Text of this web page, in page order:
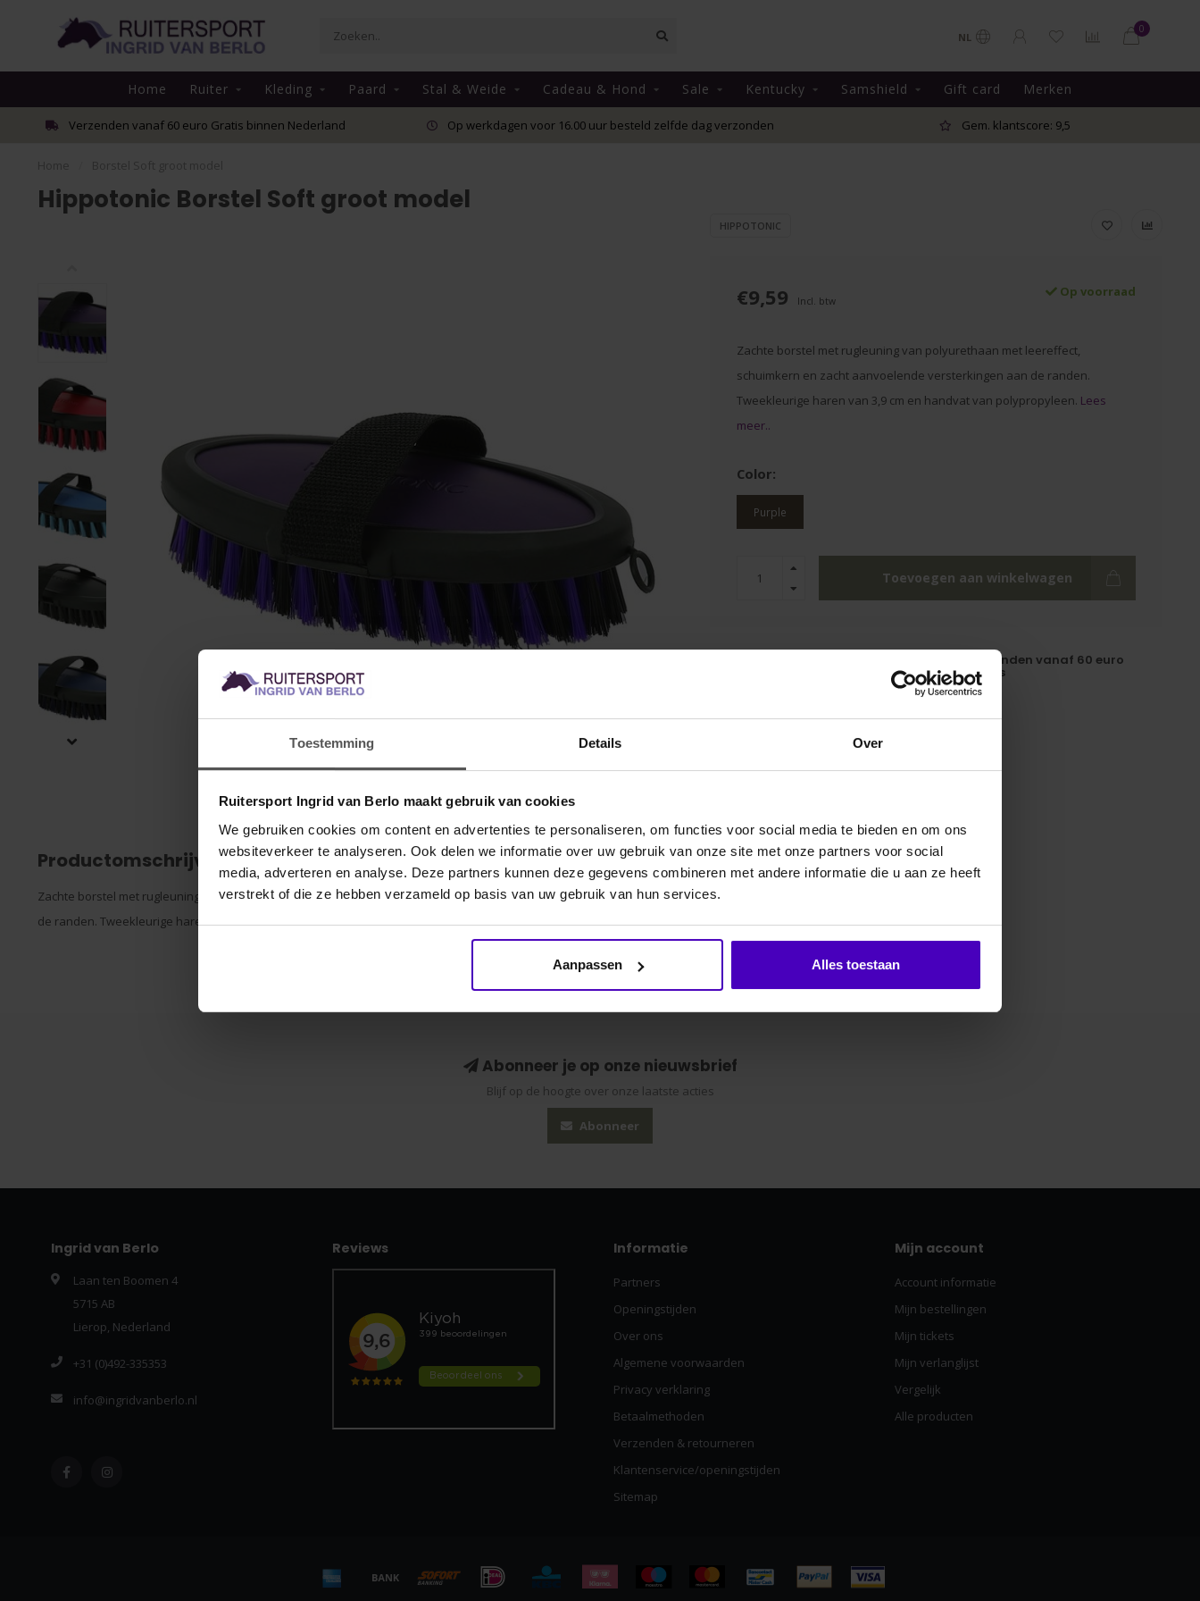
Toestemming Details Over
Ruitersport Ingrid van Berlo maakt gebruik van cookies
We gebruiken cookies om content en advertenties te personaliseren, om functies voor social media te bieden en om ons
websiteverkeer te analyseren. Ook delen we informatie over uw gebruik van onze site met onze partners voor social
media, adverteren en analyse. Deze partners kunnen deze gegevens combineren met andere informatie die u aan ze heeft
verstrekt of die ze hebben verzameld op basis van uw gebruik van hun services.
Aanpassen Alles toestaan
NL
0
Home Ruiter Kleding Paard Stal & Weide Cadeau & Hond Sale Kentucky Samshield Gift card Merken
Verzenden vanaf 60 euro Gratis binnen Nederland Op werkdagen voor 16.00 uur besteld zelfde dag verzonden Gem. klantscore: 9,5
Hippotonic Borstel Soft groot model
HIPPOTONIC
€9,59 Incl. btw
Op voorraad
Zachte borstel met rugleuning van polyurethaan met leereffect,
schuimkern en zacht aanvoelende versterkingen aan de randen.
Tweekleurige haren van 3,9 cm en handvat van polypropyleen. Lees
meer..
Color:
Purple
Toevoegen aan winkelwagen
Verzenden vanaf 60 euro
gratis
verzonden
Productomschrijving
Zachte borstel met rugleuning van polyurethaan met leereffect, schuimkern en zacht aanvoelende versterkingen aan
de randen. Tweekleurige haren van 3,9 cm en handvat van polypropyleen.
Gerelateerde producten
Abonneer je op onze nieuwsbrief
Blijf op de hoogte over onze laatste acties
Abonneer
Ingrid van Berlo
Laan ten Boomen 4
5715 AB
Lierop, Nederland
+31 (0)492-335353
info@ingridvanberlo.nl
Reviews Informatie
Partners
Openingstijden
Over ons
Algemene voorwaarden
Privacy verklaring
Betaalmethoden
Verzenden & retourneren
Klantenservice/openingstijden
Sitemap
Mijn account
Account informatie
Mijn bestellingen
Mijn tickets
Mijn verlanglijst
Vergelijk
Alle producten